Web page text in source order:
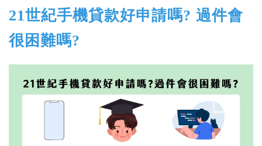
21世紀手機貸款好申請嗎? 過件會
很困難嗎?